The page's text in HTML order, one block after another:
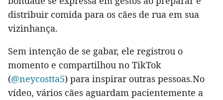
distribuir comida para os cães de rua em sua
vizinhança.
Sem intenção de se gabar, ele registrou o
momento e compartilhou no TikTok
(@neycostta5) para inspirar outras pessoas.No
vídeo, vários cães aguardam pacientemente a